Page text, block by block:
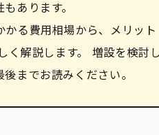
あります。
る費用相場から、メリッ
く解説します。 増設を検
までお読みください。